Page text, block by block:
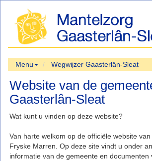
Menu Wegwijzer Gaasterlân-Sleat
Website van de
Gaasterlân-Sleat
Wat kunt u vinden op deze website?
Van harte welkom op de officiële website
Fryske Marren. Op deze site vindt u onder
informatie van de gemeente en documenten